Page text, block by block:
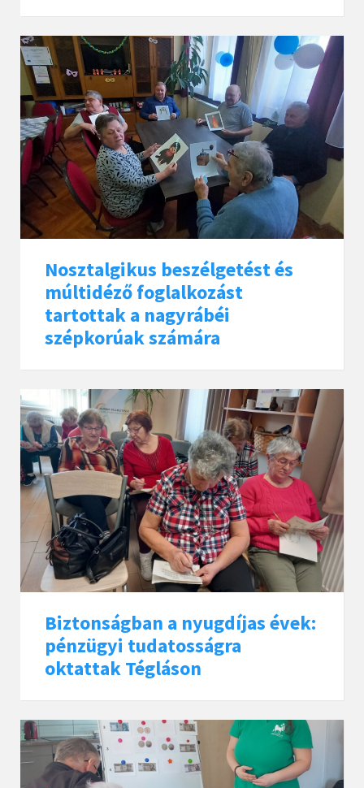
Nosztalgikus beszélgetést és
múltidéző foglalkozást
tartottak a nagyrábéi
szépkorúak számára
Biztonságban a nyugdíjas évek:
pénzügyi tudatosságra
oktattak Tégláson